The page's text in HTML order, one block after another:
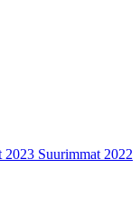
2023 Suurimmat 2022